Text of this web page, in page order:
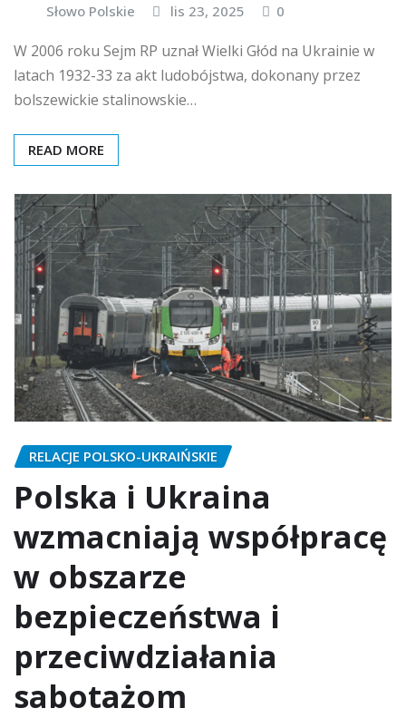
Słowo Polskie lis 23, 2025 0
W 2006 roku Sejm RP uznał Wielki Głód na Ukrainie w
latach 1932-33 za akt ludobójstwa, dokonany przez
bolszewickie stalinowskie…
READ MORE
RELACJE POLSKO-UKRAIŃSKIE
Polska i Ukraina
wzmacniają współpracę
w obszarze
bezpieczeństwa i
przeciwdziałania
sabotażom